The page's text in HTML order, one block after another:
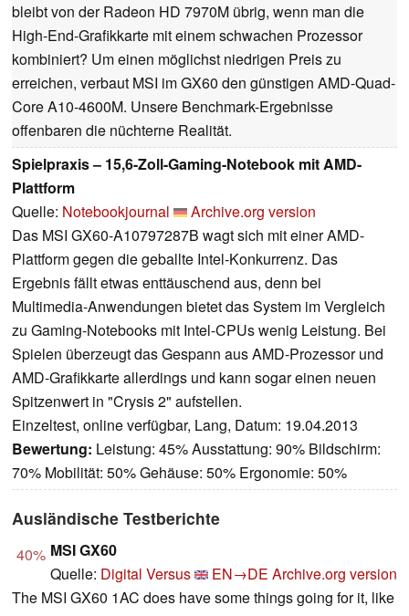
bleibt von der Radeon HD 7970M übrig, wenn man die
High-End-Grafikkarte mit einem schwachen Prozessor
kombiniert? Um einen möglichst niedrigen Preis zu
erreichen, verbaut MSI im GX60 den günstigen AMD-Quad-
Core A10-4600M. Unsere Benchmark-Ergebnisse
offenbaren die nüchterne Realität.
Spielpraxis – 15,6-Zoll-Gaming-Notebook mit AMD-
Plattform
Quelle: Notebookjournal
Archive.org version
Das MSI GX60-A10797287B wagt sich mit einer AMD-
Plattform gegen die geballte Intel-Konkurrenz. Das
Ergebnis fällt etwas enttäuschend aus, denn bei
Multimedia-Anwendungen bietet das System im Vergleich
zu Gaming-Notebooks mit Intel-CPUs wenig Leistung. Bei
Spielen überzeugt das Gespann aus AMD-Prozessor und
AMD-Grafikkarte allerdings und kann sogar einen neuen
Spitzenwert in "Crysis 2" aufstellen.
Einzeltest, online verfügbar, Lang, Datum: 19.04.2013
Bewertung: Leistung: 45% Ausstattung: 90% Bildschirm:
70% Mobilität: 50% Gehäuse: 50% Ergonomie: 50%
Ausländische Testberichte
40% MSI GX60
Quelle: Digital Versus EN→DE Archive.org version
The MSI GX60 1AC does have some things going for it, like